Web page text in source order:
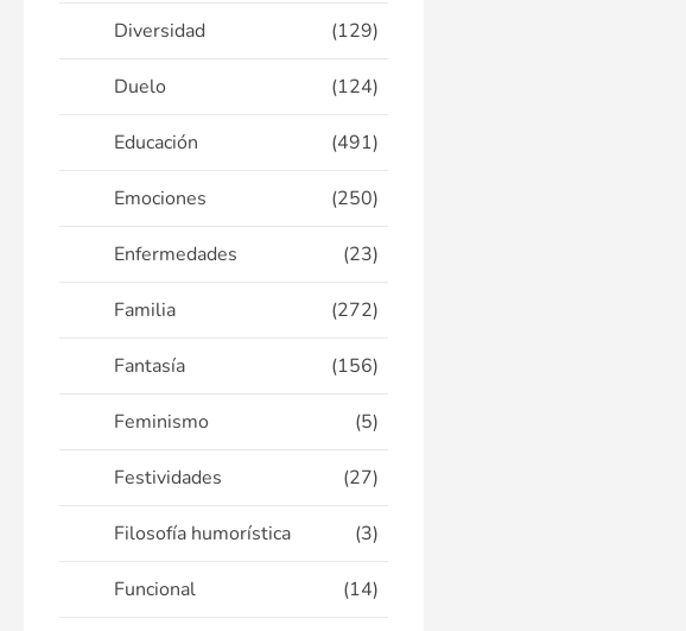
Diversidad (129)
Duelo (124)
Educación (491)
Emociones (250)
Enfermedades (23)
Familia (272)
Fantasía (156)
Feminismo (5)
Festividades (27)
Filosofía humorística (3)
Funcional (14)